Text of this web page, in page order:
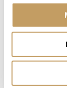
No